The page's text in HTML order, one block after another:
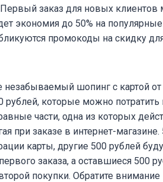
Первый заказ для новых клиентов
экономия до 50% на
промокоды на скидку
незабываемый шопинг с картой от
рублей, которые можно
части, одна из которых
при заказе в интернет-
карты, другие 500 рублей
заказа, а оставшиеся 500
покупки. Обратите